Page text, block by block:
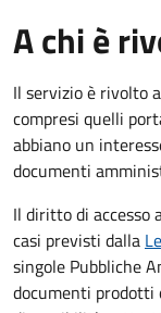
A chi è
Il servizio è rivolto
compresi quelli
abbiano un
documenti
Il diritto di accesso
casi previsti dalla
singole Pubbliche
documenti